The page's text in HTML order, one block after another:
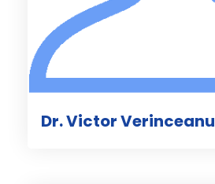
Dr. Victor Verinceanu